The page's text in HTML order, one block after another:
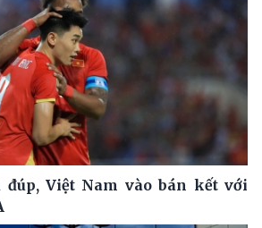
Việt Nam vào bán kết với